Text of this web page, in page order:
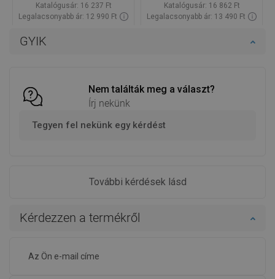
GYIK
Nem találták meg a választ?
Írj nekünk
Tegyen fel nekünk egy kérdést
További kérdések lásd
Kérdezzen a termékről
Katalógusár: 16 237 Ft
Legalacsonyabb ár: 12 990 Ft
Katalógusár: 16 862 Ft
Legalacsonyabb ár: 13 490 Ft